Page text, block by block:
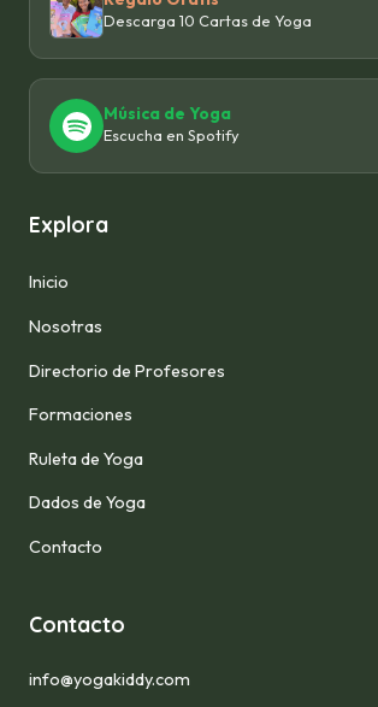
Descarga 10 Cartas de Yoga
Música de Yoga
Escucha en Spotify
Explora
Inicio
Nosotras
Directorio de Profesores
Formaciones
Ruleta de Yoga
Dados de Yoga
Contacto
Contacto
info@yogakiddy.com